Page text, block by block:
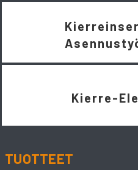
Kierre-
TUOTTEET